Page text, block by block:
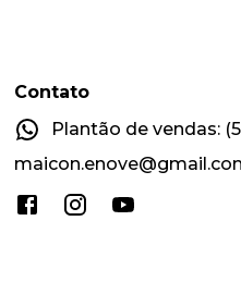
Contato
Plantão de vendas: